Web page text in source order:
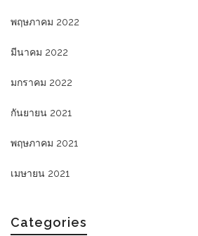
พฤษภาคม 2022
มีนาคม 2022
มกราคม 2022
กันยายน 2021
พฤษภาคม 2021
เมษายน 2021
Categories